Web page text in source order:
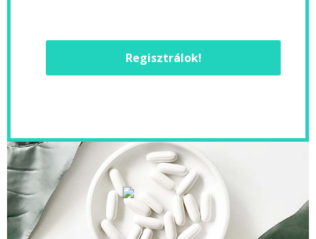
Regisztrálok!